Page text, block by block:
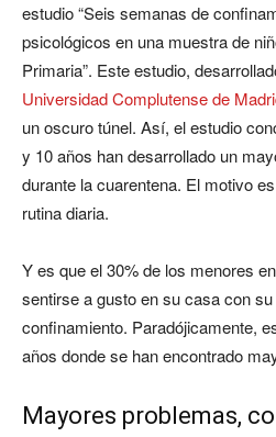
estudio “Seis semanas de
psicológicos en una muestra de
Primaria”. Este estudio,
Universidad Complutense de
un oscuro túnel. Así, el estudio
y 10 años han desarrollado un
durante la cuarentena. El motivo
rutina diaria.
Y es que el 30% de los menores
sentirse a gusto en su casa con
confinamiento. Paradójicamente,
años donde se han encontrado
Mayores problemas,